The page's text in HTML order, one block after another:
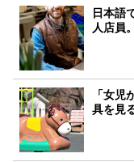
日本語
人店員
「女
具を見